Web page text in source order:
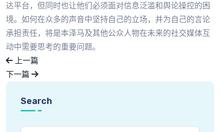
达平台，但同时也让他们必须面对信息泛滥和舆论操控的困
境。如何在众多的声音中坚持自己的立场，并为自己的言论
承担责任，将是本泽马及其他公众人物在未来的社交媒体互
动中需要思考的重要问题。
上一篇
下一篇
Search